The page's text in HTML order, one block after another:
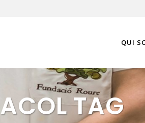
QUI
ACOL TAG